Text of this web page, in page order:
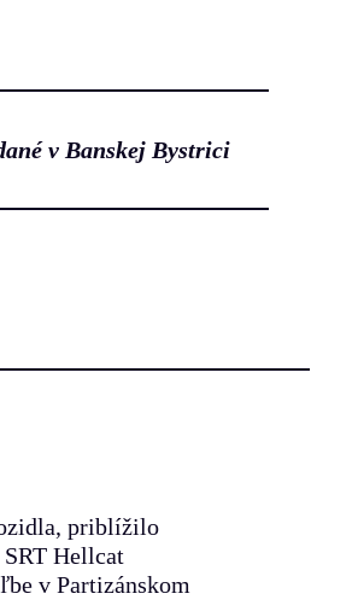
v Banskej Bystrici
priblížilo
Hellcat
v Partizánskom